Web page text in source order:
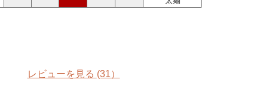
レビューを見る (31）